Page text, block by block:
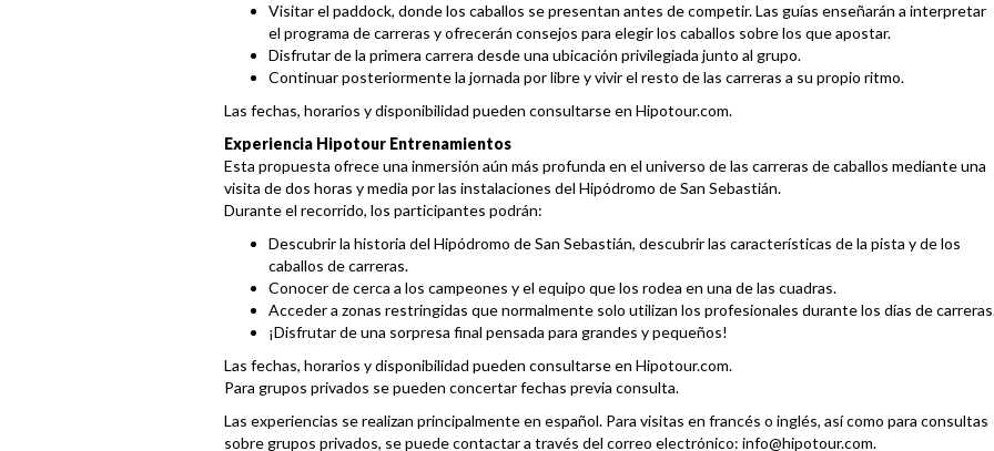
Visitar el paddock, donde los caballos se presentan antes de competir. Las guías enseñarán a interpretar
el programa de carreras y ofrecerán consejos para elegir los caballos sobre los que apostar.
Disfrutar de la primera carrera desde una ubicación privilegiada junto al grupo.
Continuar posteriormente la jornada por libre y vivir el resto de las carreras a su propio ritmo.
Las fechas, horarios y disponibilidad pueden consultarse en Hipotour.com.
Experiencia Hipotour Entrenamientos
Esta propuesta ofrece una inmersión aún más profunda en el universo de las carreras de caballos mediante una
visita de dos horas y media por las instalaciones del Hipódromo de San Sebastián.
Durante el recorrido, los participantes podrán:
Descubrir la historia del Hipódromo de San Sebastián, descubrir las características de la pista y de los
caballos de carreras.
Conocer de cerca a los campeones y el equipo que los rodea en una de las cuadras.
Acceder a zonas restringidas que normalmente solo utilizan los profesionales durante los días de
¡Disfrutar de una sorpresa final pensada para grandes y pequeños!
Las fechas, horarios y disponibilidad pueden consultarse en Hipotour.com.
Para grupos privados se pueden concertar fechas previa consulta.
Las experiencias se realizan principalmente en español. Para visitas en francés o inglés, así como para consultas
sobre grupos privados, se puede contactar a través del correo electrónico: info@hipotour.com.